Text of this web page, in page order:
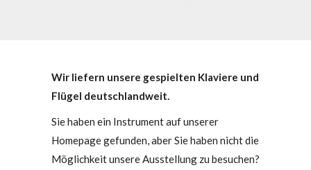
Wir liefern unsere gespielten Klaviere und
Flügel deutschlandweit.
Sie haben ein Instrument auf unserer
Homepage gefunden, aber Sie haben nicht die
Möglichkeit unsere Ausstellung zu besuchen?